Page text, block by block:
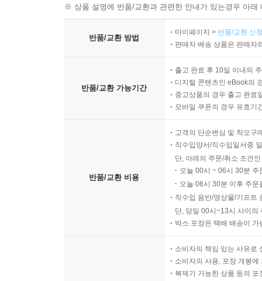
※ 상품 설명에 반품/교환과 관련한 안내가 있는경우 아
반품/교환 방법
마이페이지 > 반품/교환 신
판매자 배송 상품은 판매자
반품/교환 가능기간
출고 완료 후 10일 이내의
디지털 콘텐츠인 eBook의
중고상품의 경우 출고 완료
모바일 쿠폰의 경우 유효기
반품/교환 비용
고객의 단순변심 및 착오구
직수입양서/직수입일서중
단, 아래의 주문/취소 조건
오늘 00시 ~ 06시 30분
오늘 06시 30분 이후 주
직수입 음반/영상물/기프트
단, 당일 00시~13시 사이의
박스 포장은 택배 배송이
소비자의 책임 있는 사유로
소비자의 사용, 포장 개봉
복제가 가능한 상품 등의